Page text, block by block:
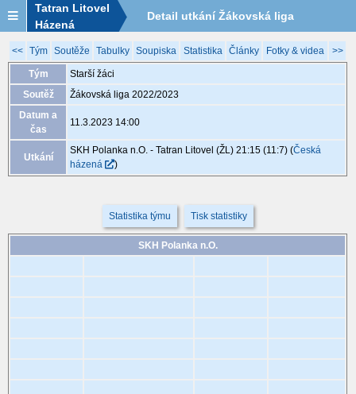
Tatran Litovel
Házená
Detail utkání Žákovská liga
2022/2023, XGB167, 11.3. 14:00
<< Tým Soutěže Tabulky Soupiska Statistika Články Fotky & videa >>
Tým
Starší žáci
Soutěž
Žákovská liga 2022/2023
Datum a
čas
11.3.2023 14:00
Utkání
SKH Polanka n.O. - Tatran Litovel (ŽL) 21:15 (11:7)(Česká
házená
)
Statistika týmu Tisk statistiky
SKH Polanka n.O.